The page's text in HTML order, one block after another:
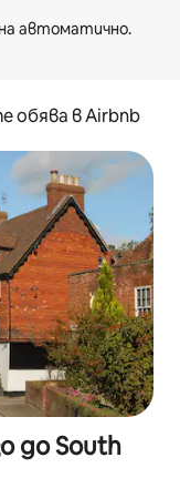
обява в Airbnb
до South